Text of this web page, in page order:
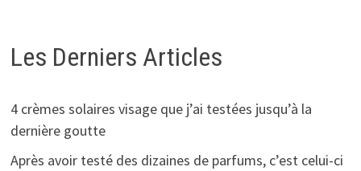
Les Derniers Articles
4 crèmes solaires visage que j’ai testées jusqu’à la
dernière goutte
Après avoir testé des dizaines de parfums, c’est celui-ci